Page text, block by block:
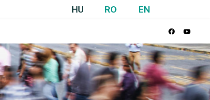
HU RO EN